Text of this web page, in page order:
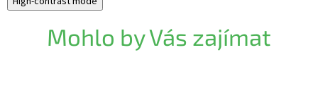
Mohlo by Vás zajímat